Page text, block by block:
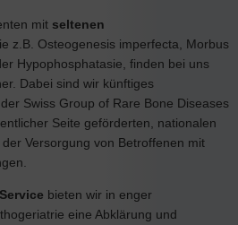
mit seltenen
z.B. Osteogenesis imperfecta, Morbus
Hypophosphatasie, finden bei uns
Dabei sind wir künftiges
Swiss Group of Rare Bone Diseases
Seite geförderten, nationalen
Versorgung von Betroffenen mit
bieten wir in enger
eine Abklärung und